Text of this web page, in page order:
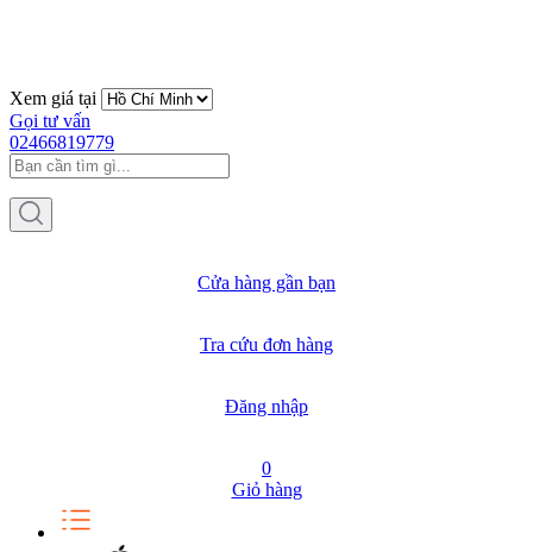
Xem giá tại
Gọi tư vấn
02466819779
Cửa hàng gần bạn
Tra cứu đơn hàng
Đăng nhập
0
Giỏ hàng